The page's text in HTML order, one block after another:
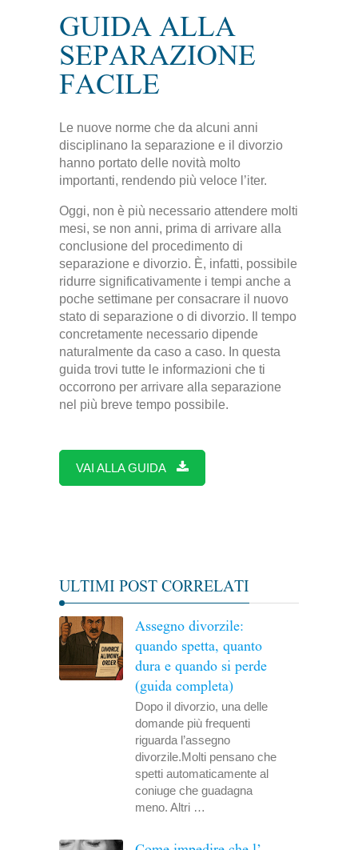
GUIDA ALLA
SEPARAZIONE
FACILE
Le nuove norme che da alcuni anni
disciplinano la separazione e il divorzio
hanno portato delle novità molto
importanti, rendendo più veloce l’iter.
Oggi, non è più necessario attendere molti
mesi, se non anni, prima di arrivare alla
conclusione del procedimento di
separazione e divorzio. È, infatti, possibile
ridurre significativamente i tempi anche a
poche settimane per consacrare il nuovo
stato di separazione o di divorzio. Il tempo
concretamente necessario dipende
naturalmente da caso a caso. In questa
guida trovi tutte le informazioni che ti
occorrono per arrivare alla separazione
nel più breve tempo possibile.
VAI ALLA GUIDA
ULTIMI POST CORRELATI
Assegno divorzile:
quando spetta, quanto
dura e quando si perde
(guida completa)
Dopo il divorzio, una delle
domande più frequenti
riguarda l’assegno
divorzile.Molti pensano che
spetti automaticamente al
coniuge che guadagna
meno. Altri …